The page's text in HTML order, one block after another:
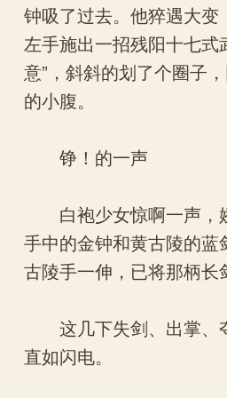
钟吸了过去。他猝遇大变
左手施出一招残阳十七式
意”，斜斜的划了个圈子
的小腹。
铮！的一声
白袍少女惊啊一声，
手中的金钟和黄古陵的蓝
古陵手一伸，已将那柄长
这几下失剑、出掌、
直如闪电。